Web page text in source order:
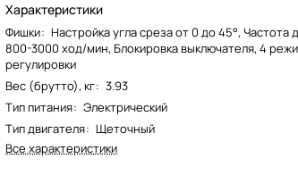
Характеристики
Фишки: Настройка угла среза от 0 до 45°, Частота
800-3000 ход/мин, Блокировка выключателя, 4
регулировки
Вес (брутто), кг: 3.93
Тип питания: Электрический
Тип двигателя: Щеточный
Все характеристики